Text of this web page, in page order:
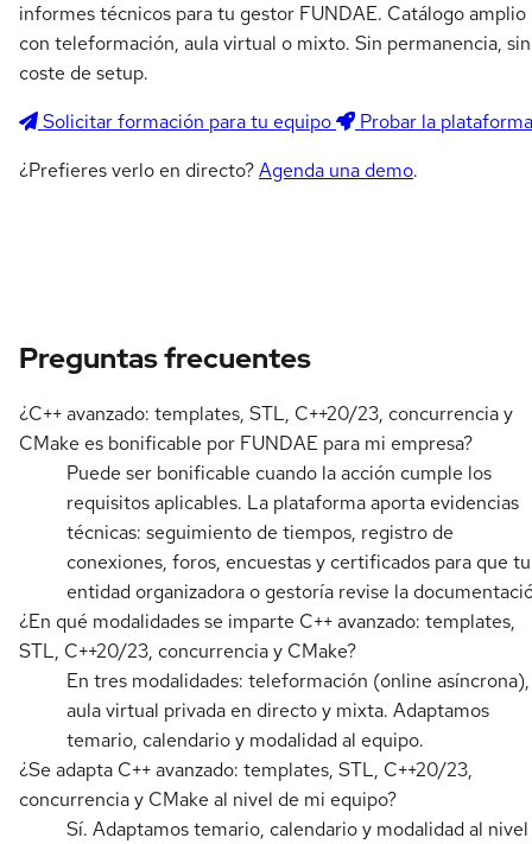
informes técnicos para tu gestor FUNDAE. Catálogo amplio
con teleformación, aula virtual o mixto. Sin permanencia, sin
coste de setup.
Solicitar formación para tu equipo
Probar la plataforma
¿Prefieres verlo en directo?Agenda una demo.
Preguntas frecuentes
¿C++ avanzado: templates, STL, C++20/23, concurrencia y
CMake es bonificable por FUNDAE para mi empresa?
Puede ser bonificable cuando la acción cumple los
requisitos aplicables. La plataforma aporta evidencias
técnicas: seguimiento de tiempos, registro de
conexiones, foros, encuestas y certificados para que tu
entidad organizadora o gestoría revise la
¿En qué modalidades se imparte C++ avanzado: templates,
STL, C++20/23, concurrencia y CMake?
En tres modalidades: teleformación (online asíncrona),
aula virtual privada en directo y mixta. Adaptamos
temario, calendario y modalidad al equipo.
¿Se adapta C++ avanzado: templates, STL, C++20/23,
concurrencia y CMake al nivel de mi equipo?
Sí. Adaptamos temario, calendario y modalidad al